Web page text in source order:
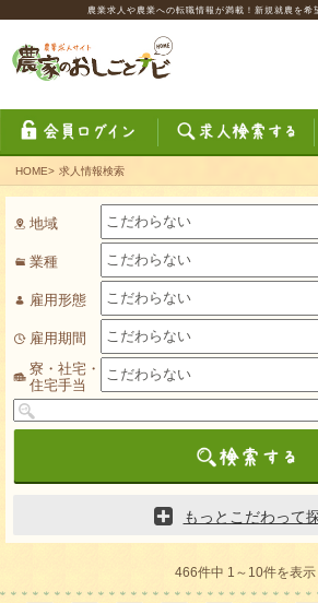
農業求人や農業への転職情報が満載！新規就農を希
HOME> 求人情報検索
地域
業種
雇用形態
雇用期間
寮・社宅・
住宅手当
もっとこだわって
466件中 1～10件を表示